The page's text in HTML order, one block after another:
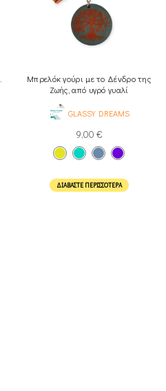
Μπρελόκ γούρι με το Δένδρο της
Ζωής, από υγρό γυαλί
GLASSY DREAMS
9,00 €
ΔΙΑΒΆΣΤΕ ΠΕΡΙΣΣΌΤΕΡΑ